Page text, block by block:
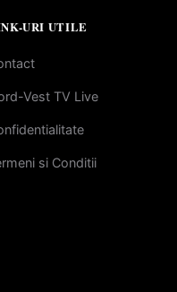
URI UTILE
Vest TV Live
si Conditii